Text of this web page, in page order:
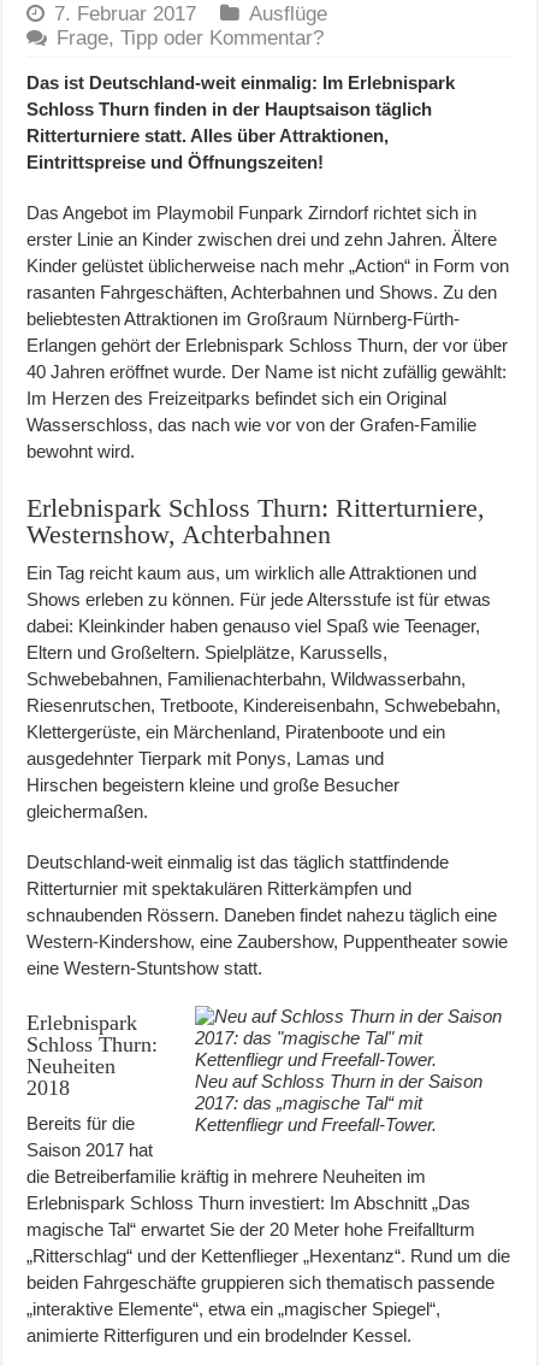
7. Februar 2017
Ausflüge
Frage, Tipp oder Kommentar?
Das ist Deutschland-weit einmalig: Im Erlebnispark
Schloss Thurn finden in der Hauptsaison täglich
Ritterturniere statt. Alles über Attraktionen,
Eintrittspreise und Öffnungszeiten!
Das Angebot im Playmobil Funpark Zirndorf richtet sich in
erster Linie an Kinder zwischen drei und zehn Jahren. Ältere
Kinder gelüstet üblicherweise nach mehr „Action“ in Form von
rasanten Fahrgeschäften, Achterbahnen und Shows. Zu den
beliebtesten Attraktionen im Großraum Nürnberg-Fürth-
Erlangen gehört der Erlebnispark Schloss Thurn, der vor über
40 Jahren eröffnet wurde. Der Name ist nicht zufällig gewählt:
Im Herzen des Freizeitparks befindet sich ein Original
Wasserschloss, das nach wie vor von der Grafen-Familie
bewohnt wird.
Erlebnispark Schloss Thurn: Ritterturniere,
Westernshow, Achterbahnen
Ein Tag reicht kaum aus, um wirklich alle Attraktionen und
Shows erleben zu können. Für jede Altersstufe ist für etwas
dabei: Kleinkinder haben genauso viel Spaß wie Teenager,
Eltern und Großeltern. Spielplätze, Karussells,
Schwebebahnen, Familienachterbahn, Wildwasserbahn,
Riesenrutschen, Tretboote, Kindereisenbahn, Schwebebahn,
Klettergerüste, ein Märchenland, Piratenboote und ein
ausgedehnter Tierpark mit Ponys, Lamas und
Hirschen begeistern kleine und große Besucher
gleichermaßen.
Deutschland-weit einmalig ist das täglich stattfindende
Ritterturnier mit spektakulären Ritterkämpfen und
schnaubenden Rössern. Daneben findet nahezu täglich eine
Western-Kindershow, eine Zaubershow, Puppentheater sowie
eine Western-Stuntshow statt.
Neu auf Schloss Thurn in der Saison
2017: das „magische Tal“ mit
Kettenfliegr und Freefall-Tower.
Erlebnispark
Schloss Thurn:
Neuheiten
2018
Bereits für die
Saison 2017 hat
die Betreiberfamilie kräftig in mehrere Neuheiten im
Erlebnispark Schloss Thurn investiert: Im Abschnitt „Das
magische Tal“ erwartet Sie der 20 Meter hohe Freifallturm
„Ritterschlag“ und der Kettenflieger „Hexentanz“. Rund um die
beiden Fahrgeschäfte gruppieren sich thematisch passende
„interaktive Elemente“, etwa ein „magischer Spiegel“,
animierte Ritterfiguren und ein brodelnder Kessel.